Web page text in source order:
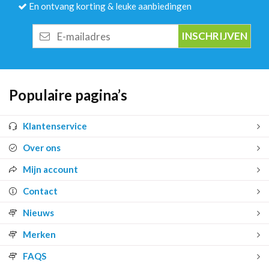
En ontvang korting & leuke aanbiedingen
mailadres
Populaire pagina’s
Klantenservice
Over ons
Mijn account
Contact
Nieuws
Merken
FAQS